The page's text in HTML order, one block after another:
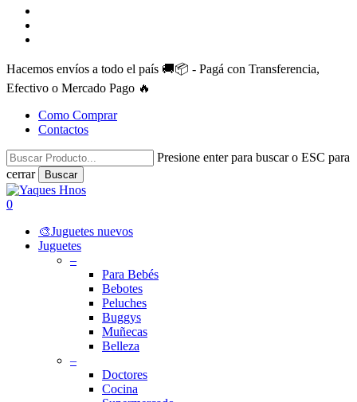
Skip
main
Hacemos envíos a todo el país 🚚📦 - Pagá con Transferencia,
Efectivo o Mercado Pago 🔥
Como Comprar
Contactos
Presione enter para buscar o ESC para
cerrar
Buscar
Close
Search
search
account
0
🎨Juguetes nuevos
Juguetes
–
Para Bebés
Bebotes
Peluches
Buggys
Muñecas
Belleza
–
Doctores
Cocina